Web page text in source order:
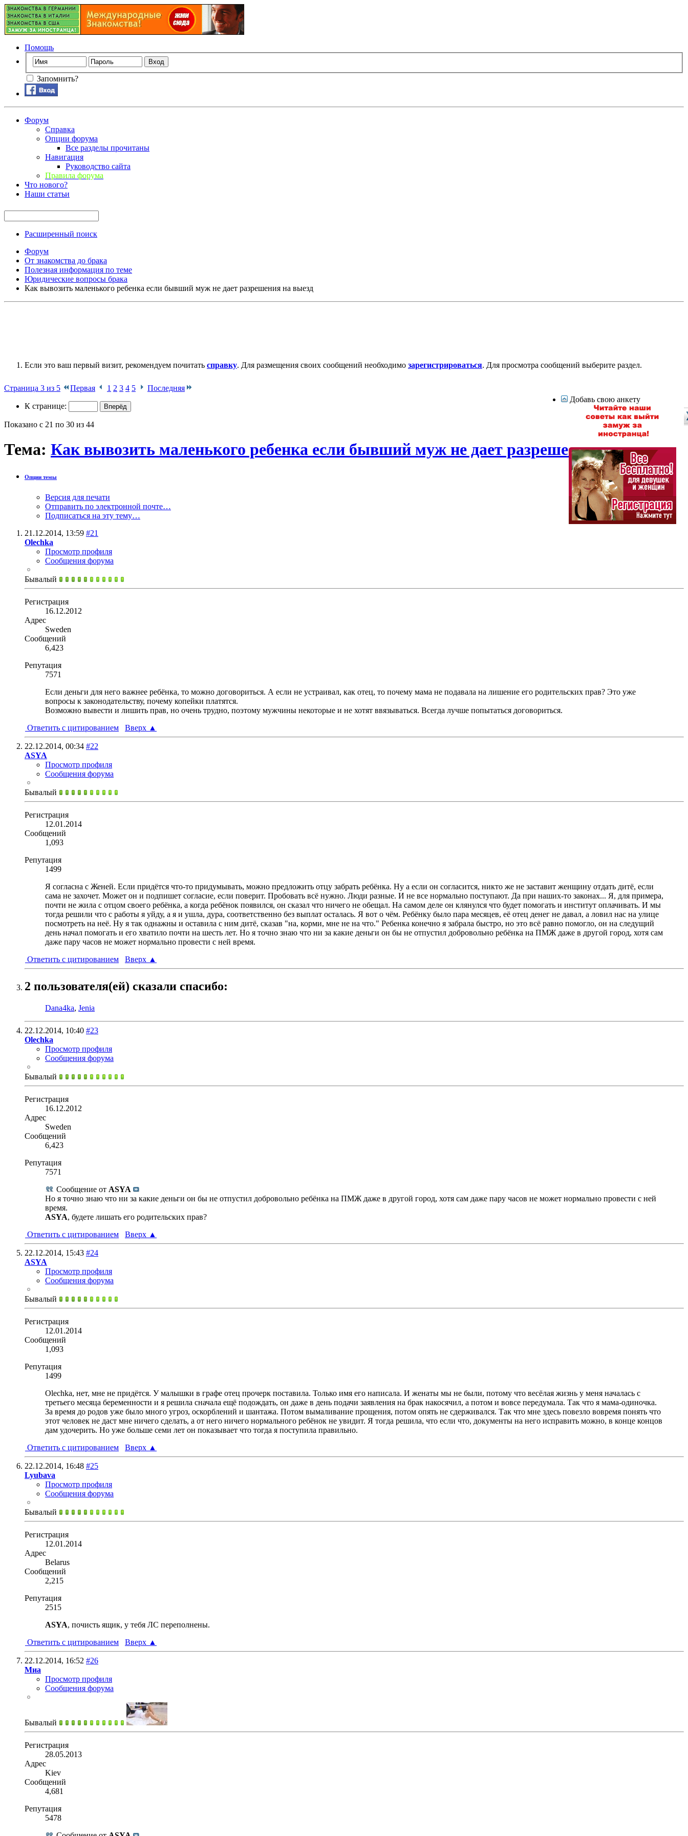
Помощь
Запомнить?
Форум
Справка
Опции форума
Все разделы прочитаны
Навигация
Руководство сайта
Правила форума
Что нового?
Наши статьи
Расширенный поиск
Форум
От знакомства до брака
Полезная информация по теме
Юридические вопросы брака
Как вывозить маленького ребенка если бывший муж не дает разрешения на выезд
Если это ваш первый визит, рекомендуем почитать справку. Для размещения своих сообщений необходимо зарегистрироваться. Для просмотра сообщений выберите раздел.
Страница 3 из 5 Первая 1 2 3 4 5 Последняя
К странице:
Показано с 21 по 30 из 44
Тема: Как вывозить маленького ребенка если бывший муж не дает разрешения на выезд
Опции темы
Версия для печати
Отправить по электронной почте…
Подписаться на эту тему…
21.12.2014, 13:59 #21
Olechka
Просмотр профиля
Сообщения форума
Бывалый
Регистрация
16.12.2012
Адрес
Sweden
Сообщений
6,423
Репутация
7571
Если деньги для него важнее ребёнка, то можно договориться. А если не устраивал, как отец, то почему мама не подавала на лишение его родительских прав? Это уже
вопросы к законодательству, почему копейки платятся.
Возможно вывести и лишить прав, но очень трудно, поэтому мужчины некоторые и не хотят ввязываться. Всегда лучше попытаться договориться.
Ответить с цитированием
Вверх ▲
22.12.2014, 00:34 #22
ASYA
Просмотр профиля
Сообщения форума
Бывалый
Регистрация
12.01.2014
Сообщений
1,093
Репутация
1499
Я согласна с Женей. Если придётся что-то придумывать, можно предложить отцу забрать ребёнка. Ну а если он согласится, никто же не заставит женщину отдать дитё, если
сама не захочет. Может он и подпишет согласие, если поверит. Пробовать всё нужно. Люди разные. И не все нормально поступают. Да при наших-то законах... Я, для примера,
почти не жила с отцом своего ребёнка, а когда ребёнок появился, он сказал что ничего не обещал. На самом деле он клянулся что будет помогать и институт оплачивать. И мы
тогда решили что с работы я уйду, а я и ушла, дура, соответственно без выплат осталась. Я вот о чём. Ребёнку было пара месяцев, её отец денег не давал, а ловил нас на улице
посмотреть на неё. Ну я так однажны и оставила с ним дитё, сказав "на, корми, мне не на что." Ребенка конечно я забрала быстро, но это всё равно помогло, он на следущий
день начал помогать и его хватило почти на шесть лет. Но я точно знаю что ни за какие деньги он бы не отпустил добровольно ребёнка на ПМЖ даже в другой город, хотя сам
даже пару часов не может нормально провести с ней время.
Ответить с цитированием
Вверх ▲
2 пользователя(ей) сказали cпасибо:
Dana4ka, Jenia
22.12.2014, 10:40 #23
Olechka
Просмотр профиля
Сообщения форума
Бывалый
Регистрация
16.12.2012
Адрес
Sweden
Сообщений
6,423
Репутация
7571
Сообщение от ASYA
Но я точно знаю что ни за какие деньги он бы не отпустил добровольно ребёнка на ПМЖ даже в другой город, хотя сам даже пару часов не может нормально провести с ней
время.
ASYA, будете лишать его родительских прав?
Ответить с цитированием
Вверх ▲
22.12.2014, 15:43 #24
ASYA
Просмотр профиля
Сообщения форума
Бывалый
Регистрация
12.01.2014
Сообщений
1,093
Репутация
1499
Olechka, нет, мне не придётся. У малышки в графе отец прочерк поставила. Только имя его написала. И женаты мы не были, потому что весёлая жизнь у меня началась с
третьего месяца беременности и я решила сначала ещё подождать, он даже в день подачи заявления на брак накосячил, а потом и вовсе передумала. Так что я мама-одиночка.
За время до родов уже было много угроз, оскорблений и шантажа. Потом вымаливание прощения, потом опять не сдерживался. Так что мне здесь повезло вовремя понять что
этот человек не даст мне ничего сделать, а от него ничего нормального ребёнок не увидит. Я тогда решила, что если что, документы на него исправить можно, в конце концов
дам удочерить. Но уже больше семи лет он показывает что тогда я поступила правильно.
Ответить с цитированием
Вверх ▲
22.12.2014, 16:48 #25
Lyubava
Просмотр профиля
Сообщения форума
Бывалый
Регистрация
12.01.2014
Адрес
Belarus
Сообщений
2,215
Репутация
2515
ASYA, почисть ящик, у тебя ЛС переполнены.
Ответить с цитированием
Вверх ▲
22.12.2014, 16:52 #26
Миа
Просмотр профиля
Сообщения форума
Бывалый
Регистрация
28.05.2013
Адрес
Kiev
Сообщений
4,681
Репутация
5478
Добавь свою анкету